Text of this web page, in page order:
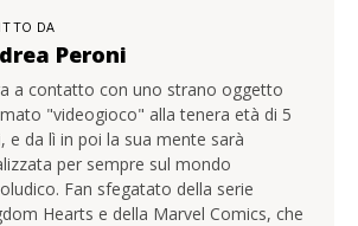
DA
Peroni
a contatto con uno strano oggetto
"videogioco" alla tenera età di 5
e da lì in poi la sua mente sarà
per sempre sul mondo
Fan sfegatato della serie
Hearts e della Marvel Comics, che